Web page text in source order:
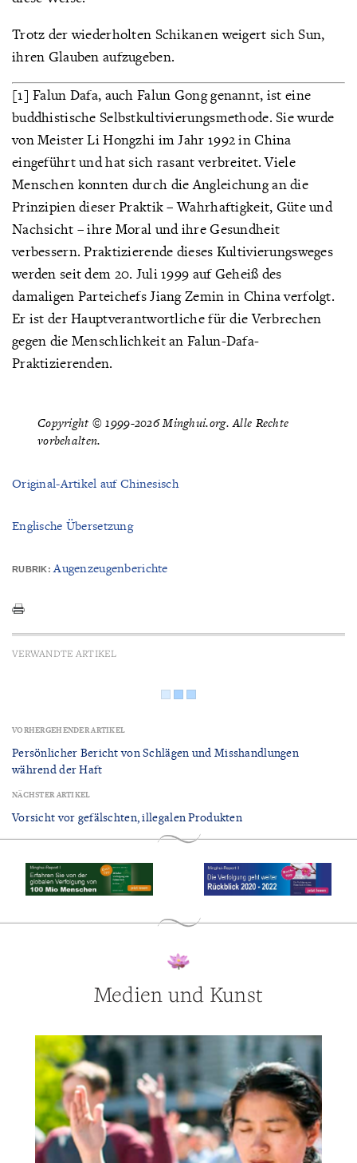
Trotz der wiederholten Schikanen weigert sich Sun,
ihren Glauben aufzugeben.
[1] Falun Dafa, auch Falun Gong genannt, ist eine
buddhistische Selbstkultivierungsmethode. Sie wurde
von Meister Li Hongzhi im Jahr 1992 in China
eingeführt und hat sich rasant verbreitet. Viele
Menschen konnten durch die Angleichung an die
Prinzipien dieser Praktik – Wahrhaftigkeit, Güte und
Nachsicht – ihre Moral und ihre Gesundheit
verbessern. Praktizierende dieses Kultivierungsweges
werden seit dem 20. Juli 1999 auf Geheiß des
damaligen Parteichefs Jiang Zemin in China verfolgt.
Er ist der Hauptverantwortliche für die Verbrechen
gegen die Menschlichkeit an Falun-Dafa-
Praktizierenden.
Copyright © 1999-2026 Minghui.org. Alle Rechte
vorbehalten.
Original-Artikel auf Chinesisch
Englische Übersetzung
RUBRIK:Augenzeugenberichte
VERWANDTE ARTIKEL
VORHERGEHENDER ARTIKEL
Persönlicher Bericht von Schlägen und Misshandlungen
während der Haft
NÄCHSTER ARTIKEL
Vorsicht vor gefälschten, illegalen Produkten
Medien und Kunst